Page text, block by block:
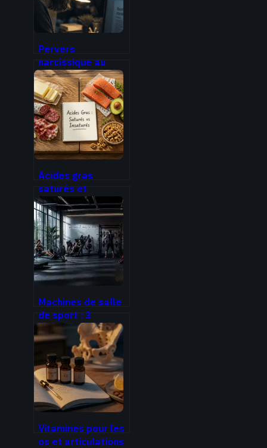
Pervers
narcissique au
travail : identifier
la manipulation
pour briser
l’emprise
Acides gras
saturés et
insaturés : 3
différences
majeures pour
protéger votre
cœur
Machines de salle
de sport : 3
réglages de
sécurité pour
progresser sans
stagner
Vitamines pour les
os et articulations